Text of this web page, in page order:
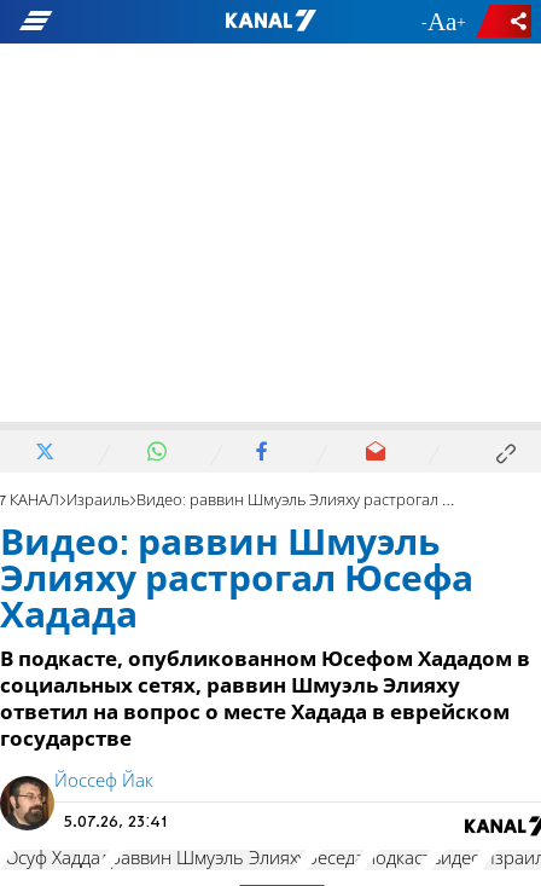
- +
7 КАНАЛ Израиль Видео: раввин Шмуэль Элияху растрогал Юсефа Хадада
Видео: раввин Шмуэль
Элияху растрогал Юсефа
Хадада
В подкасте, опубликованном Юсефом Хададом в
социальных сетях, раввин Шмуэль Элияху
ответил на вопрос о месте Хадада в еврейском
государстве
Йоссеф Йак
5.07.26, 23:41
Юсуф Хаддад раввин Шмуэль Элияху беседа подкаст видео